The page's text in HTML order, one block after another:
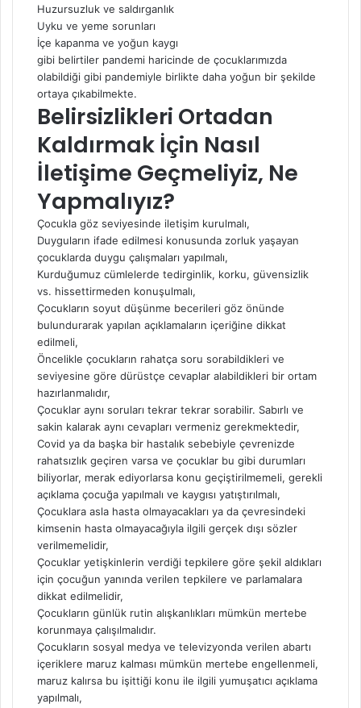
Huzursuzluk ve saldırganlık
Uyku ve yeme sorunları
İçe kapanma ve yoğun kaygı
gibi belirtiler pandemi haricinde de çocuklarımızda
olabildiği gibi pandemiyle birlikte daha yoğun bir şekilde
ortaya çıkabilmekte.
Belirsizlikleri Ortadan
Kaldırmak İçin Nasıl
İletişime Geçmeliyiz, Ne
Yapmalıyız?
Çocukla göz seviyesinde iletişim kurulmalı,
Duyguların ifade edilmesi konusunda zorluk yaşayan
çocuklarda duygu çalışmaları yapılmalı,
Kurduğumuz cümlelerde tedirginlik, korku, güvensizlik
vs. hissettirmeden konuşulmalı,
Çocukların soyut düşünme becerileri göz önünde
bulundurarak yapılan açıklamaların içeriğine dikkat
edilmeli,
Öncelikle çocukların rahatça soru sorabildikleri ve
seviyesine göre dürüstçe cevaplar alabildikleri bir ortam
hazırlanmalıdır,
Çocuklar aynı soruları tekrar tekrar sorabilir. Sabırlı ve
sakin kalarak aynı cevapları vermeniz gerekmektedir,
Covid ya da başka bir hastalık sebebiyle çevrenizde
rahatsızlık geçiren varsa ve çocuklar bu gibi durumları
biliyorlar, merak ediyorlarsa konu geçiştirilmemeli, gerekli
açıklama çocuğa yapılmalı ve kaygısı yatıştırılmalı,
Çocuklara asla hasta olmayacakları ya da çevresindeki
kimsenin hasta olmayacağıyla ilgili gerçek dışı sözler
verilmemelidir,
Çocuklar yetişkinlerin verdiği tepkilere göre şekil aldıkları
için çocuğun yanında verilen tepkilere ve parlamalara
dikkat edilmelidir,
Çocukların günlük rutin alışkanlıkları mümkün mertebe
korunmaya çalışılmalıdır.
Çocukların sosyal medya ve televizyonda verilen abartı
içeriklere maruz kalması mümkün mertebe engellenmeli,
maruz kalırsa bu işittiği konu ile ilgili yumuşatıcı açıklama
yapılmalı,